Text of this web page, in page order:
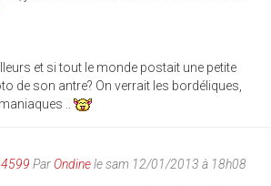
et si tout le monde postait une petite
de son antre? On verrait les bordéliques,
..
ParOndinele sam 12/01/2013 à 18h08